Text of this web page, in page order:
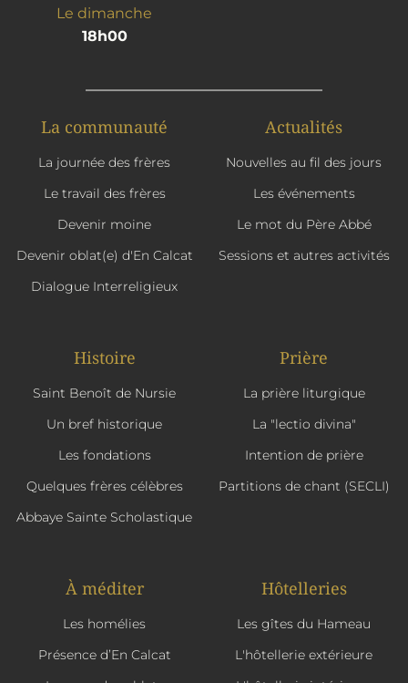
Le dimanche
18h00
La communauté
La journée des frères
Le travail des frères
Devenir moine
Devenir oblat(e) d'En Calcat
Dialogue Interreligieux
Actualités
Nouvelles au fil des jours
Les événements
Le mot du Père Abbé
Sessions et autres activités
Histoire
Saint Benoît de Nursie
Un bref historique
Les fondations
Quelques frères célèbres
Abbaye Sainte Scholastique
Prière
La prière liturgique
La "lectio divina"
Intention de prière
Partitions de chant (SECLI)
À méditer
Les homélies
Présence d’En Calcat
Hôtelleries
Les gîtes du Hameau
L'hôtellerie extérieure